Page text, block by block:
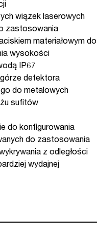
wiązek laserowych
zastosowania
materiałowym do
wysokości
IP67
detektora
do metalowych
sufitów
do konfigurowania
do zastosowania
z odległości
wydajnej